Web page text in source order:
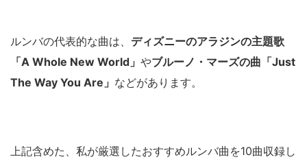
ルンバの代表的な曲は、 ディズニーのアラジンの主題歌
「A Whole New World」 やブルーノ・マーズの曲「Just
The Way You Are」 などがあります。
上記含めた、私が厳選したおすすめルンバ曲を10曲収録し